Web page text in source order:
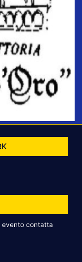
evento contatta